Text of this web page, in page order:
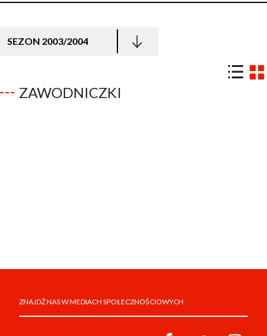
SEZON 2003/2004
ZAWODNICZKI
ZNAJDŹ NAS W MEDIACH SPOŁECZNOŚCIOWYCH